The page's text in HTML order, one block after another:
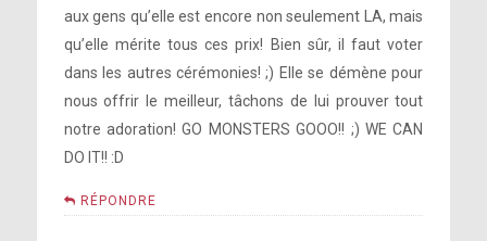
aux gens qu’elle est encore non seulement LA, mais
qu’elle mérite tous ces prix! Bien sûr, il faut voter
dans les autres cérémonies! ;) Elle se démène pour
nous offrir le meilleur, tâchons de lui prouver tout
notre adoration! GO MONSTERS GOOO!! ;) WE CAN
DO IT!! :D
RÉPONDRE